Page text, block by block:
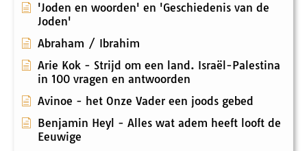
'Joden en woorden' en 'Geschiedenis van de
Joden'
Abraham / Ibrahim
Arie Kok - Strijd om een land. Israël-Palestina
in 100 vragen en antwoorden
Avinoe - het Onze Vader een joods gebed
Benjamin Heyl - Alles wat adem heeft looft de
Eeuwige